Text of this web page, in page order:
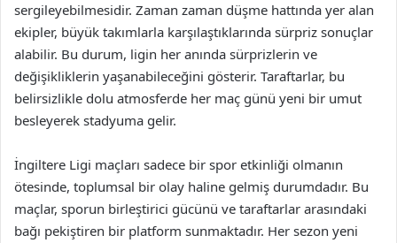
sergileyebilmesidir. Zaman zaman düşme hattında yer alan
ekipler, büyük takımlarla karşılaştıklarında sürpriz sonuçlar
alabilir. Bu durum, ligin her anında sürprizlerin ve
değişikliklerin yaşanabileceğini gösterir. Taraftarlar, bu
belirsizlikle dolu atmosferde her maç günü yeni bir umut
besleyerek stadyuma gelir.
İngiltere Ligi maçları sadece bir spor etkinliği olmanın
ötesinde, toplumsal bir olay haline gelmiş durumdadır. Bu
maçlar, sporun birleştirici gücünü ve taraftarlar arasındaki
bağı pekiştiren bir platform sunmaktadır. Her sezon yeni